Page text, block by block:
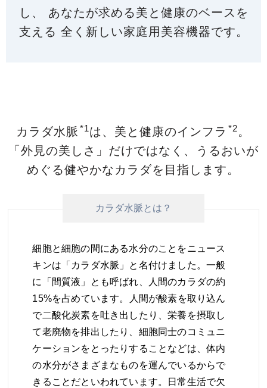
し、 あなたが求める美と健康のベースを
支える 全く新しい家庭用美容機器です。
カラダ水脈 *1は、美と健康のインフラ *2。
「外見の美しさ」だけではなく、うるおいが
めぐる健やかなカラダを目指します。
カラダ水脈とは？
細胞と細胞の間にある水分のことをニュース
キンは「カラダ水脈」と名付けました。一般
に「間質液」とも呼ばれ、人間のカラダの約
15%を占めています。人間が酸素を取り込ん
で二酸化炭素を吐き出したり、栄養を摂取し
て老廃物を排出したり、細胞同士のコミュニ
ケーションをとったりすることなどは、体内
の水分がさまざまなものを運んでいるからで
きることだといわれています。日常生活で欠